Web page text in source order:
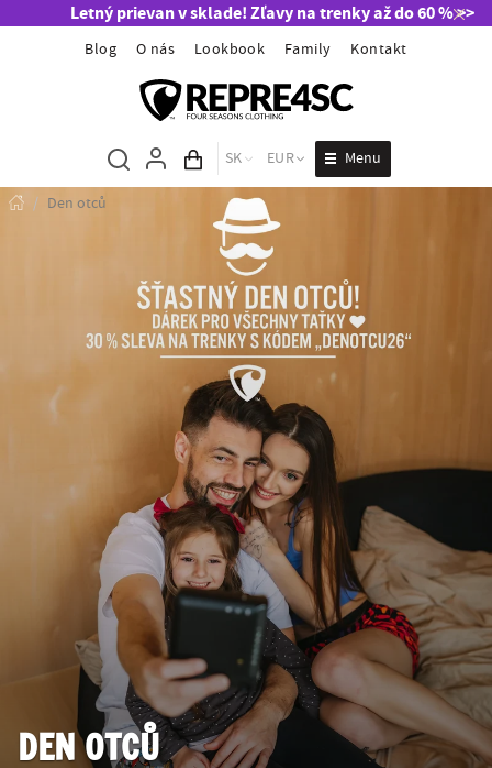
Letný prievan v sklade! Zľavy na trenky až do 60 % >>
Blog O nás Lookbook Family Kontakt
Obsah košíka
SK EUR Menu
/ Den otců
DEN OTCŮ